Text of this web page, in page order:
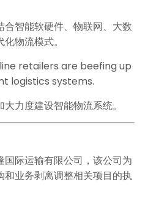
智能软硬件、物联网、大数
物流模式。
retailers are beefing up
logistics systems.
力度建设智能物流系统。
际运输有限公司，该公司为
业务剥离调整相关项目的执